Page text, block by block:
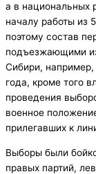
а в национальных
началу работы из
поэтому состав
подъезжающими
Сибири,
года, кроме того
проведения
военное
прилегавших к
Выборы были
правых партий,